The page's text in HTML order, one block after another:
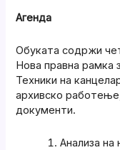
Агенда
Обуката содржи
Нова правна рамка
Техники на
архивско
документи.
Анализа на